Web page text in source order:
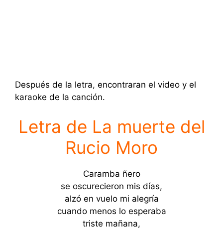
Después de la letra, encontraran el video y el
karaoke de la canción.
Letra de La muerte del
Rucio Moro
Caramba ñero
se oscurecieron mis días,
alzó en vuelo mi alegría
cuando menos lo esperaba
triste mañana,